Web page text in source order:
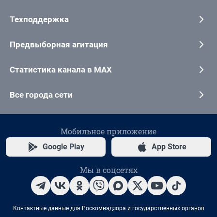
Техподдержка
Предвыборная агитация
Статистика канала в MAX
Все города сети
Мобильное приложение
Google Play App Store
Мы в соцсетях
Контактные данные для Роскомнадзора и государственных органов